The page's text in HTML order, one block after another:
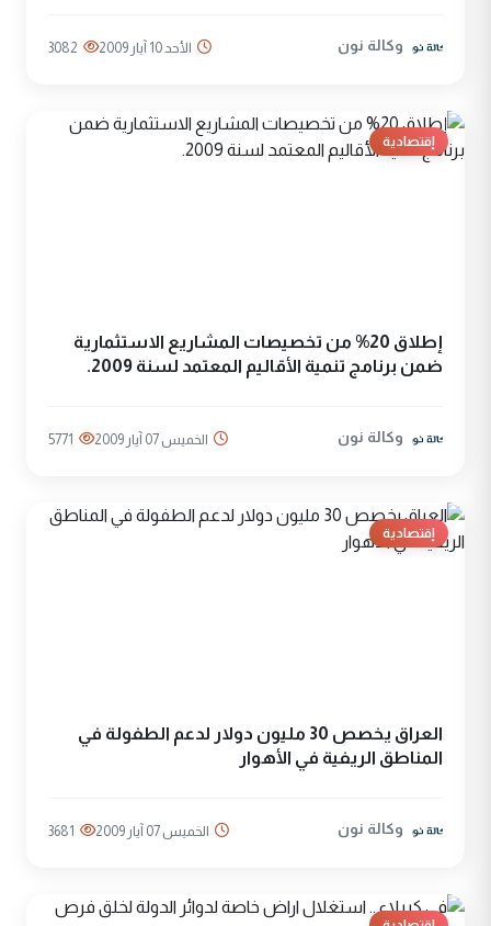
وكالة نون الأحد 10 آيار 2009 3082
إقتصادية
إطلاق 20% من تخصيصات المشاريع الاستثمارية
ضمن برنامج تنمية الأقاليم المعتمد لسنة 2009.
وكالة نون الخميس 07 آيار 2009 5771
إقتصادية
العراق يخصص 30 مليون دولار لدعم الطفولة في
المناطق الريفية في الأهوار
وكالة نون الخميس 07 آيار 2009 3681